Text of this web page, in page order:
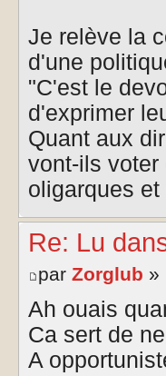
Je relève la
d'une
"C'est le
d'exprimer
Quant aux
vont-ils voter
oligarques
Re: Lu
par Zorglub »
Ah ouais
Ca sert de
A